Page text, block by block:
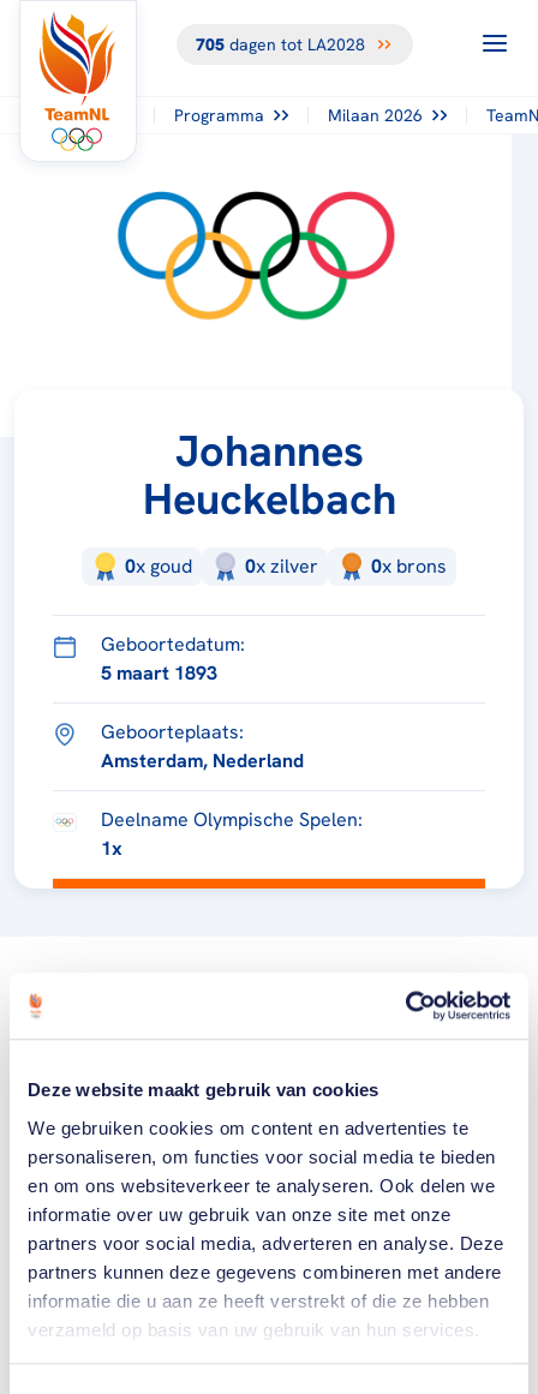
Deze website maakt gebruik van cookies
We gebruiken cookies om content en advertenties te
personaliseren, om functies voor social media te bieden
en om ons websiteverkeer te analyseren. Ook delen we
informatie over uw gebruik van onze site met onze
partners voor social media, adverteren en analyse. Deze
partners kunnen deze gegevens combineren met andere
informatie die u aan ze heeft verstrekt of die ze hebben
verzameld op basis van uw gebruik van hun services.
705dagen tot LA2028
Programma Milaan 2026
Johannes
Heuckelbach
0x goud 0xzilver 0x brons
Geboortedatum:
5 maart 1893
Geboorteplaats:
Amsterdam, Nederland
Deelname Olympische Spelen:
1x
Welke Nederlanders hebben er
ooit meegedaan aan de
Olympische Spelen?